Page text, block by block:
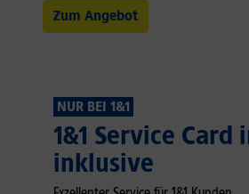
Zum Angebot
NUR BEI 1&1
1&1 Service Card
inklusive